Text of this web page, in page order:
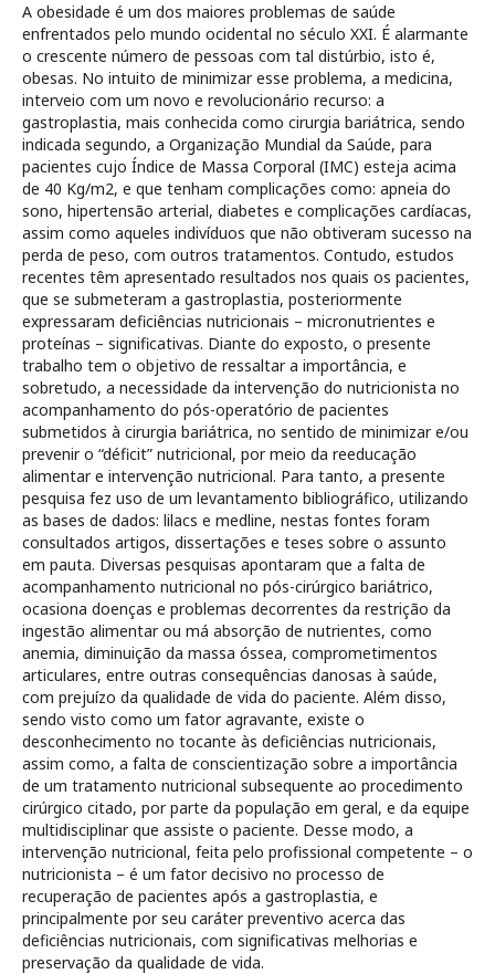
A obesidade é um dos maiores problemas de saúde
enfrentados pelo mundo ocidental no século XXI. É alarmante
o crescente número de pessoas com tal distúrbio, isto é,
obesas. No intuito de minimizar esse problema, a medicina,
interveio com um novo e revolucionário recurso: a
gastroplastia, mais conhecida como cirurgia bariátrica, sendo
indicada segundo, a Organização Mundial da Saúde, para
pacientes cujo Índice de Massa Corporal (IMC) esteja acima
de 40 Kg/m2, e que tenham complicações como: apneia do
sono, hipertensão arterial, diabetes e complicações cardíacas,
assim como aqueles indivíduos que não obtiveram sucesso na
perda de peso, com outros tratamentos. Contudo, estudos
recentes têm apresentado resultados nos quais os pacientes,
que se submeteram a gastroplastia, posteriormente
expressaram deficiências nutricionais – micronutrientes e
proteínas – significativas. Diante do exposto, o presente
trabalho tem o objetivo de ressaltar a importância, e
sobretudo, a necessidade da intervenção do nutricionista no
acompanhamento do pós-operatório de pacientes
submetidos à cirurgia bariátrica, no sentido de minimizar e/ou
prevenir o “déficit” nutricional, por meio da reeducação
alimentar e intervenção nutricional. Para tanto, a presente
pesquisa fez uso de um levantamento bibliográfico, utilizando
as bases de dados: lilacs e medline, nestas fontes foram
consultados artigos, dissertações e teses sobre o assunto
em pauta. Diversas pesquisas apontaram que a falta de
acompanhamento nutricional no pós-cirúrgico bariátrico,
ocasiona doenças e problemas decorrentes da restrição da
ingestão alimentar ou má absorção de nutrientes, como
anemia, diminuição da massa óssea, comprometimentos
articulares, entre outras consequências danosas à saúde,
com prejuízo da qualidade de vida do paciente. Além disso,
sendo visto como um fator agravante, existe o
desconhecimento no tocante às deficiências nutricionais,
assim como, a falta de conscientização sobre a importância
de um tratamento nutricional subsequente ao procedimento
cirúrgico citado, por parte da população em geral, e da equipe
multidisciplinar que assiste o paciente. Desse modo, a
intervenção nutricional, feita pelo profissional competente – o
nutricionista – é um fator decisivo no processo de
recuperação de pacientes após a gastroplastia, e
principalmente por seu caráter preventivo acerca das
deficiências nutricionais, com significativas melhorias e
preservação da qualidade de vida.